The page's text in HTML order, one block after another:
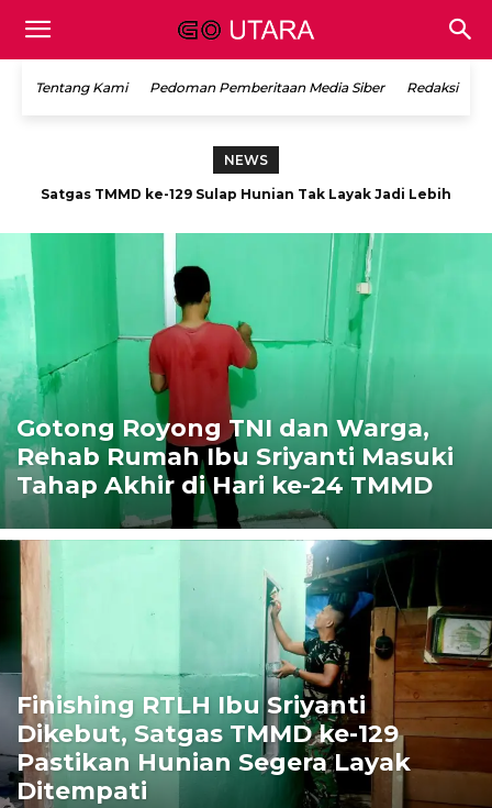
Tentang Kami Pedoman Pemberitaan Media Siber Redaksi
NEWS
Bukan Sekadar Bangunan, Rehab RTLH TMMD ke-129
Gotong Royong TNI dan Warga,
Rehab Rumah Ibu Sriyanti Masuki
Tahap Akhir di Hari ke-24 TMMD
Finishing RTLH Ibu Sriyanti
Dikebut, Satgas TMMD ke-129
Pastikan Hunian Segera Layak
Ditempati